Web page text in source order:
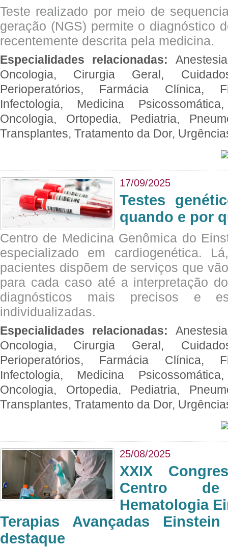
Teste realizado por meio de
geração (NGS) permite o diagnóstico
recentemente descrita pela medicina.
Especialidades relacionadas:
Oncologia, Cirurgia Geral,
Perioperatórios, Farmácia Clínica,
Infectologia, Medicina
Oncologia, Ortopedia, Pediatria,
Transplantes, Tratamento da Dor,
17/09/2025
Testes
quando e por
Centro de Medicina Genômica do
especializado em cardiogenética.
pacientes dispõem de serviços que
para cada caso até a interpretação
diagnósticos mais precisos e
individualizadas.
Especialidades relacionadas:
Oncologia, Cirurgia Geral,
Perioperatórios, Farmácia Clínica,
Infectologia, Medicina
Oncologia, Ortopedia, Pediatria,
Transplantes, Tratamento da Dor,
25/08/2025
XXIX
Centro
Hematologia
Terapias Avançadas
destaque